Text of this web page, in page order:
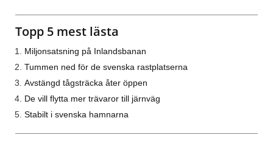
Topp 5 mest lästa
Miljonsatsning på Inlandsbanan
Tummen ned för de svenska rastplatserna
Avstängd tågsträcka åter öppen
De vill flytta mer trävaror till järnväg
Stabilt i svenska hamnarna